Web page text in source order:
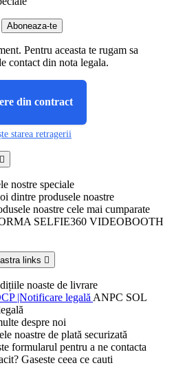
Pentru aceasta te rugam sa
contact din nota legala.
din contract
starea retragerii

nostre speciale
dintre produsele noastre
noastre cele mai cumparate
SELFIE360 VIDEOBOOTH
links 
noaste de livrare
|Notificare legală ANPC SOL
despre noi
noastre de plată securizată
formularul pentru a ne contacta
Gaseste ceea ce cauti